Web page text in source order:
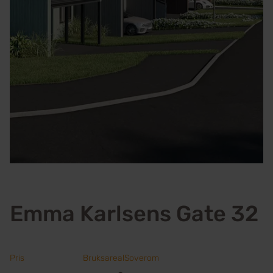
Emma Karlsens Gate 32
Pris BruksarealSoverom